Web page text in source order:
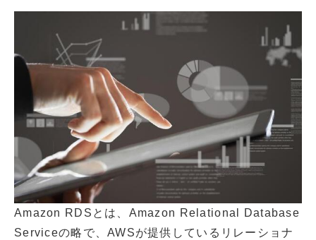
Amazon RDSとは、Amazon Relational Database
Serviceの略で、AWSが提供しているリレーショナ